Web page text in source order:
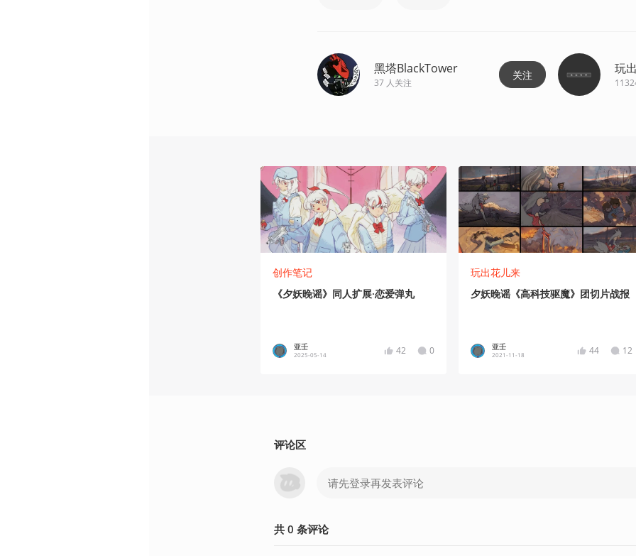
黑塔BlackTower
37 人关注
关注 玩
创作笔记
《夕妖晚谣》同人扩展·恋爱弹丸
亚壬
2025-05-14 42 0
玩出花儿来
夕妖晚谣《高科技驱魔》团切片战报
亚壬
2021-11-18 44 12
评论区
共 0 条评论